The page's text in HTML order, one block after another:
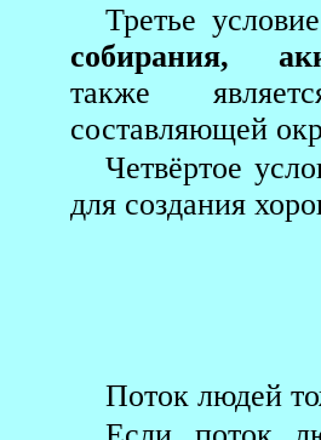
Третье
собирания,
также
составляющей
Четвёртое
для создания
Поток людей